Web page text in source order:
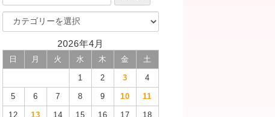
2026年4月
日 月 火 水 木 金 土
1 2 3 4
5 6 7 8 9 10 11
12 13 14 15 16 17 18